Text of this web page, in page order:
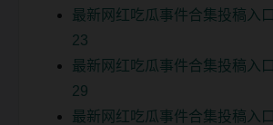
最新网红吃瓜事件合集投稿入
23
最新网红吃瓜事件合集投稿入
29
最新网红吃瓜事件合集投稿入